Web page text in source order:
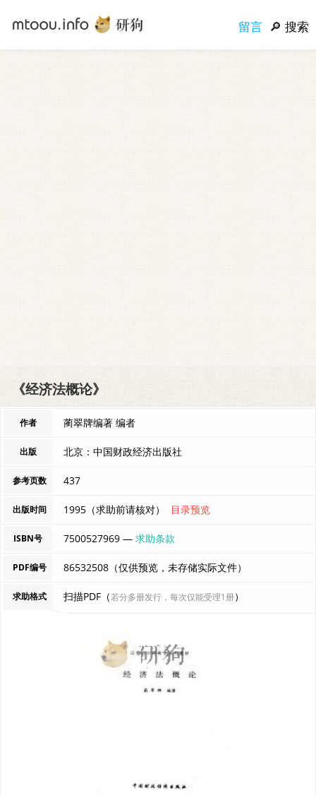
留言 搜索
《经济法概论》
作者 蔺翠牌编著 编者
出版 北京：中国财政经济出版社
参考页数 437
出版时间 1995（求助前请核对） 目录预览
ISBN号 7500527969 —求助条款
PDF编号 86532508（仅供预览，未存储实际文件）
求助格式 扫描PDF（若分多册发行，每次仅能受理1册）